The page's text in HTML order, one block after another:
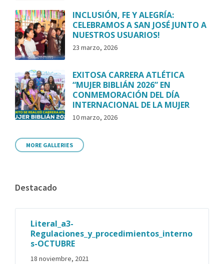
INCLUSIÓN, FE Y ALEGRÍA:
CELEBRAMOS A SAN JOSÉ JUNTO A
NUESTROS USUARIOS!
23 marzo, 2026
EXITOSA CARRERA ATLÉTICA
“MUJER BIBLIÁN 2026” EN
CONMEMORACIÓN DEL DÍA
INTERNACIONAL DE LA MUJER
10 marzo, 2026
MORE GALLERIES
Destacado
Literal_a3-
Regulaciones_y_procedimientos_interno
s-OCTUBRE
18 noviembre, 2021